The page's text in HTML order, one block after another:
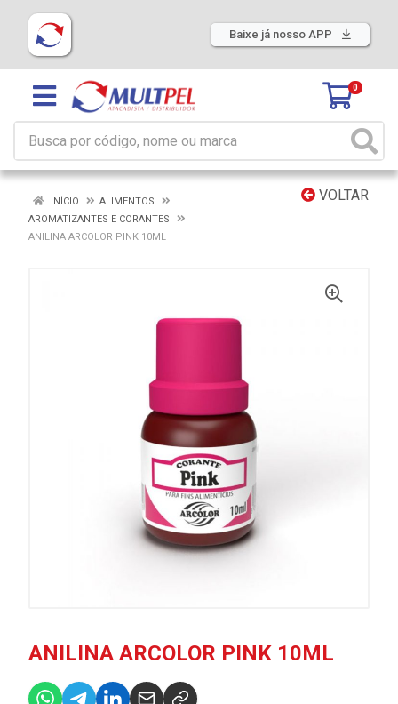
Baixe já nosso APP
0
VOLTAR
INÍCIO
ALIMENTOS
AROMATIZANTES E CORANTES
ANILINA ARCOLOR PINK 10ML
ANILINA ARCOLOR PINK 10ML